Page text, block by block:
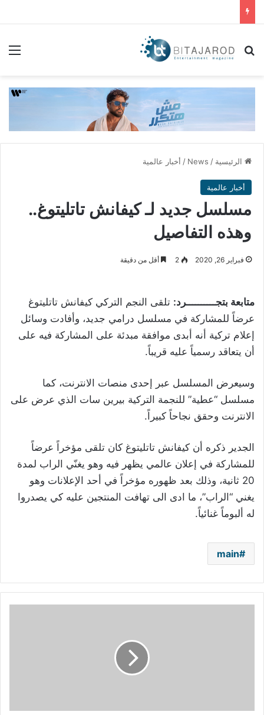
بحث عن
الرئيسية /
News
/ أخبار عالمية
أخبار عالمية
مسلسل جديد لـ كيفانش تاتليتوغ​..
وهذه التفاصيل
فبراير 26, 2020 2 أقل من دقيقة
متابعة بتجــــــــــرد: تلقى النجم التركي ​كيفانش تاتليتوغ​
عرضاً للمشاركة في مسلسل درامي جديد، وأفادت وسائل
إعلام تركية أنه أبدى موافقة مبدئة على المشاركة فيه على
أن يتعاقد رسمياً عليه قريباً.
وسيعرض المسلسل عبر إحدى منصات الانترنت، كما
مسلسل “عطية” للنجمة التركية ​بيرين سات​ الذي عرض على
الانترنت وحقق نجاحاً كبيراً.
الجدير ذكره أن كيفانش تاتليتوغ كان تلقى مؤخراً عرضاً
للمشاركة في إعلان عالمي يظهر فيه وهو يغنّي الراب لمدة
20 ثانية، وذلك بعد ظهوره مؤخراً في أحد الإعلانات وهو
يغني “الراب”، ما ادى الى تهافت المنتجين عليه كي يصدروا
له ألبوماً غنائياً.
main
عيد